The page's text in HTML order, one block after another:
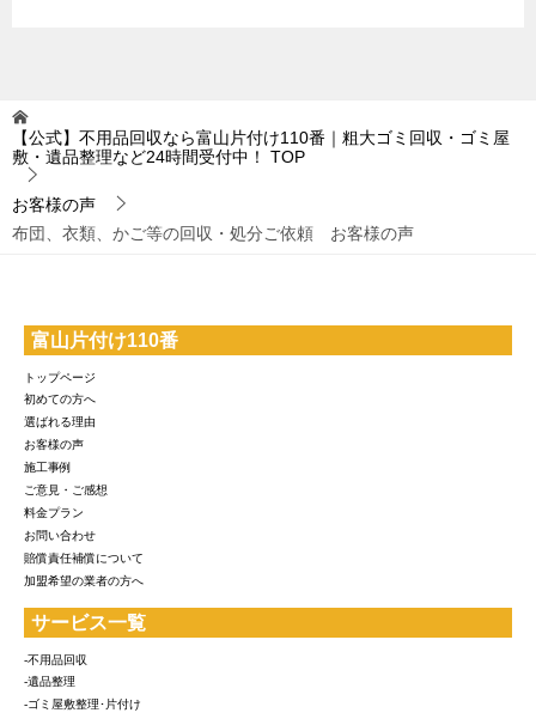
【公式】不用品回収なら富山片付け110番｜粗大ゴミ回収・ゴミ屋
敷・遺品整理など24時間受付中！
TOP
お客様の声
布団、衣類、かご等の回収・処分ご依頼 お客様の声
富山片付け110番
トップページ
初めての方へ
選ばれる理由
お客様の声
施工事例
ご意見・ご感想
料金プラン
お問い合わせ
賠償責任補償について
加盟希望の業者の方へ
サービス一覧
-不用品回収
-遺品整理
-ゴミ屋敷整理･片付け